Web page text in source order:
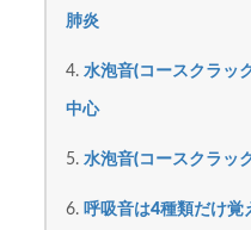
肺炎
水泡音(コースクラッ
中心
水泡音(コースクラッ
呼吸音は4種類だけ覚